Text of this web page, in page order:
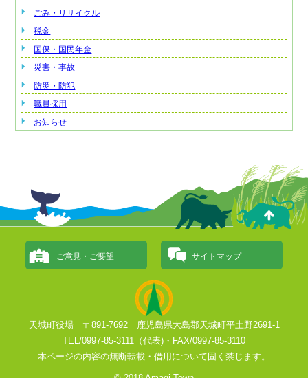
ごみ・リサイクル
税金
国保・国民年金
災害・事故
防災・防犯
職員採用
お知らせ
ご意見・ご要望 サイトマップ
天城町役場 〒891-7692 鹿児島県大島郡天城町平土野2691-1
TEL/0997-85-3111（代表)・FAX/0997-85-3110
本ページの内容の無断転載・借用について固く禁じます。